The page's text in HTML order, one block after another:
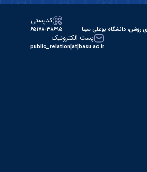
دانشگاه بوعلی سینا
کدپستی
۶۵۱۷۸-۳۸۶۹۵
پست الکترونیک
public_relation[at]basu.ac.ir